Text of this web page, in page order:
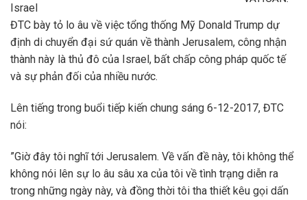
ĐTC bày tỏ lo âu về việc tổng thống Mỹ Donald Trump dự
định di chuyển đại sứ quán về thành Jerusalem, công nhận
thành này là thủ đô của Israel, bất chấp công pháp quốc tế
và sự phản đối của nhiều nước.
Lên tiếng trong buổi tiếp kiến chung sáng 6-12-2017, ĐTC
nói:
”Giờ đây tôi nghĩ tới Jerusalem. Về vấn đề này, tôi không thể
không nói lên sự lo âu sâu xa của tôi về tình trạng diễn ra
trong những ngày này, và đồng thời tôi tha thiết kêu gọi dấn